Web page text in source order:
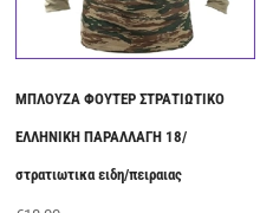
ΜΠΛΟΥΖΑ ΦΟΥΤΕΡ ΣΤΡΑΤΙΩΤΙΚΟ
ΕΛΛΗΝΙΚΗ ΠΑΡΑΛΛΑΓΗ 18/
στρατιωτικα ειδη/πειραιας